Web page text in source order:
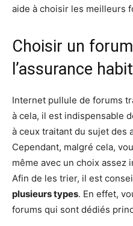
aide à choisir les meilleurs
Choisir un
l’assurance
Internet pullule de forums
à cela, il est indispensable
à ceux traitant du sujet des
Cependant, malgré cela,
même avec un choix assez
Afin de les trier, il est
plusieurs types. En effet,
forums qui sont dédiés